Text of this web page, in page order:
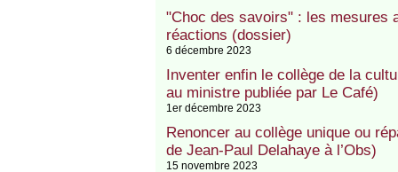
"Choc des savoirs" : les mesures
réactions (dossier)
6 décembre 2023
Inventer enfin le collège de la
au ministre publiée par Le Café)
1er décembre 2023
Renoncer au collège unique ou
de Jean-Paul Delahaye à l’Obs)
15 novembre 2023